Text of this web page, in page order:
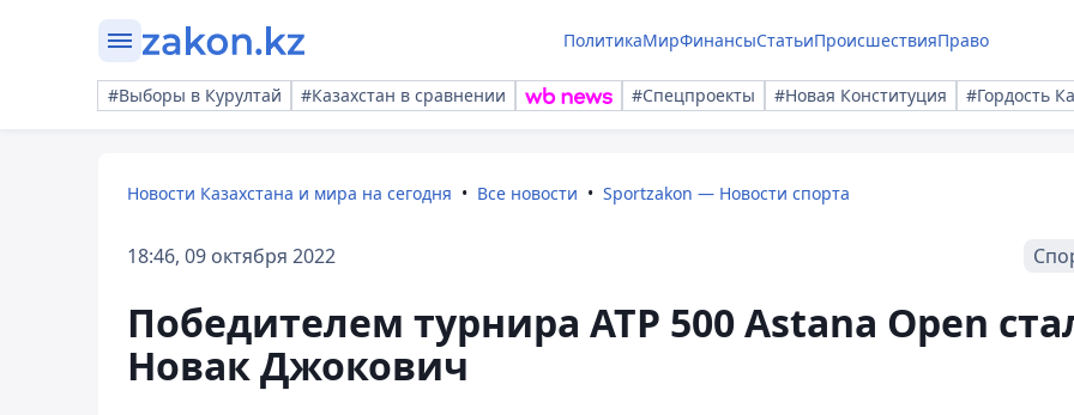
ПолитикаМирФинансыСтатьиПроисшествияПраво
#Выборы в Курултай #Казахстан в сравнении #Спецпроекты #Новая Конституция #Гордость
Новости Казахстана и мира на сегодня Все новости Sportzakon — Новости спорта
18:46, 09 октября 2022
Победителем турнира ATP 500 Astana Open
Новак Джокович